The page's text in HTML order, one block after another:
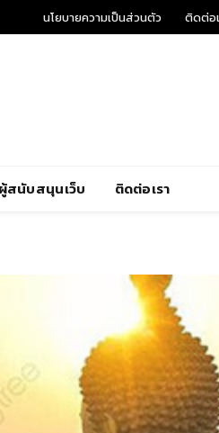
นโยบายความเป็นส่วนตัว ติดต่อ
ผู้สนับสนุนเว็บ ติดต่อเรา